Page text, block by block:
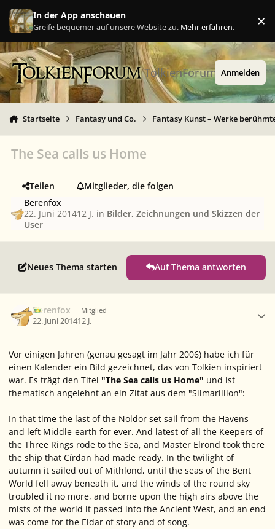
Zu Inhalt springen
In der App anschauen
Greife bequemer auf unsere Website zu. Mehr erfahren. ×
TolkienForum Anmelden
Startseite Fantasy und Co. Fantasy Kunst – Werke
The Sea calls us Home
Teilen
Mitglieder, die folgen
Berenfox
22. Juni 201412 J. in Bilder, Zeichnungen und Skizzen der
User
Neues Thema starten Auf Thema antworten
Berenfox Mitglied
22. Juni 201412 J.
Vor einigen Jahren (genau gesagt im Jahr 2006) habe ich für
einen Kalender ein Bild gezeichnet, das von Tolkien inspiriert
war. Es trägt den Titel "The Sea calls us Home" und ist
thematisch angelehnt an ein Zitat aus dem "Silmarillion":
In that time the last of the Noldor set sail from the Havens
and left Middle-earth for ever. And latest of all the Keepers of
the Three Rings rode to the Sea, and Master Elrond took there
the ship that Círdan had made ready. In the twilight of
autumn it sailed out of Mithlond, until the seas of the Bent
World fell away beneath it, and the winds of the round sky
troubled it no more, and borne upon the high airs above the
mists of the world it passed into the Ancient West, and an end
was come for the Eldar of story and of song.